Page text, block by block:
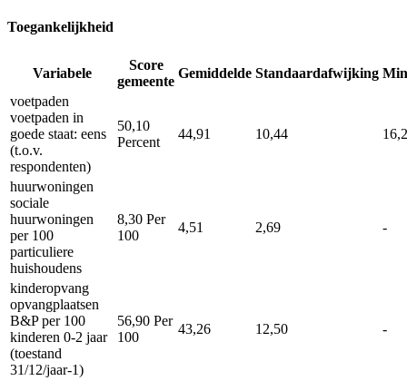
Toegankelijkheid
Variabele
Score
gemeente
Gemiddelde Standaardafwijking
voetpaden
voetpaden in
goede staat: eens
(t.o.v.
respondenten)
50,10
Percent
44,91 10,44
huurwoningen
sociale
huurwoningen
per 100
particuliere
huishoudens
8,30 Per
100
4,51 2,69 -
kinderopvang
opvangplaatsen
B&P per 100
kinderen 0-2 jaar
(toestand
31/12/jaar-1)
56,90 Per
100
43,26 12,50 -